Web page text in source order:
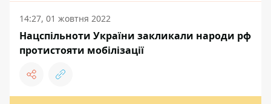
14:27, 01 жовтня 2022
Нацспільноти України закликали народи рф
протистояти мобілізації